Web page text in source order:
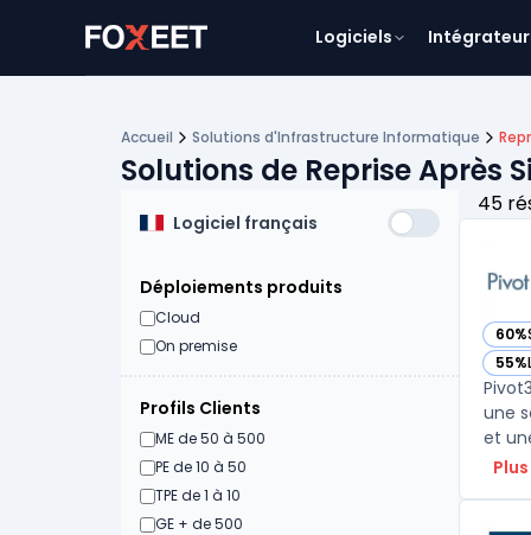
Logiciels
Accueil Solutions d'Infrastructure Informatique
Solutions de Reprise Après
Logiciel français
Déploiements produits
Cloud
On premise
Profils Clients
ME de 50 à 500
PE de 10 à 50
TPE de 1 à 10
GE + de 500
45
60%
—
55%
—
une
et